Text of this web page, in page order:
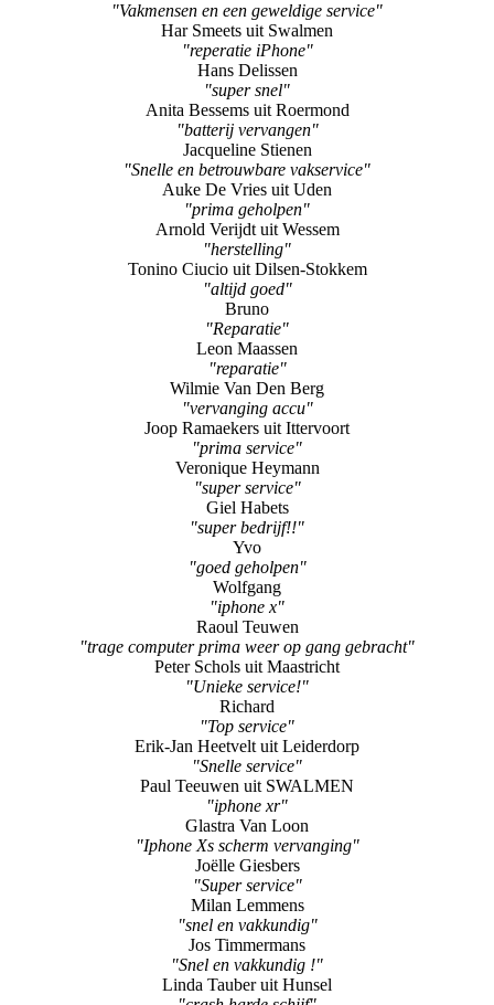
Marij Berkers uit Stramproy
"Zeer professionele ondersteuning"
Rob Schoenmakers
"Vakmensen en een geweldige service"
Har Smeets uit Swalmen
"reperatie iPhone"
Hans Delissen
"super snel"
Anita Bessems uit Roermond
"batterij vervangen"
Jacqueline Stienen
"Snelle en betrouwbare vakservice"
Auke De Vries uit Uden
"prima geholpen"
Arnold Verijdt uit Wessem
"herstelling"
Tonino Ciucio uit Dilsen-Stokkem
"altijd goed"
Bruno
"Reparatie"
Leon Maassen
"reparatie"
Wilmie Van Den Berg
"vervanging accu"
Joop Ramaekers uit Ittervoort
"prima service"
Veronique Heymann
"super service"
Giel Habets
"super bedrijf!!"
Yvo
"goed geholpen"
Wolfgang
"iphone x"
Raoul Teuwen
"trage computer prima weer op gang gebracht"
Peter Schols uit Maastricht
"Unieke service!"
Richard
"Top service"
Erik-Jan Heetvelt uit Leiderdorp
"Snelle service"
Paul Teeuwen uit SWALMEN
"iphone xr"
Glastra Van Loon
"Iphone Xs scherm vervanging"
Joëlle Giesbers
"Super service"
Milan Lemmens
"snel en vakkundig"